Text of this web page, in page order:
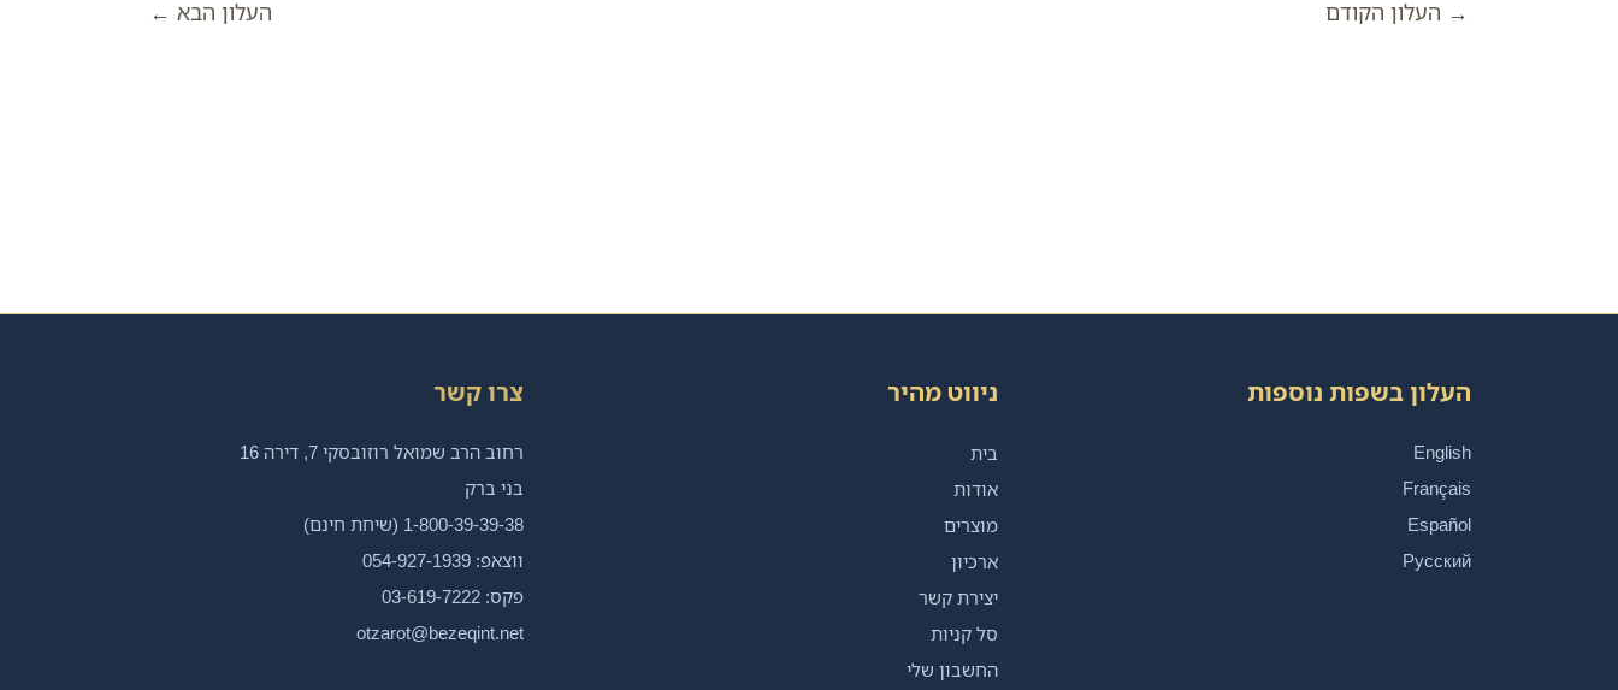
→ העלון הקודם העלון הבא ←
העלון בשפות נוספות
English
Français
Español
Русский
ניווט מהיר
בית
אודות
מוצרים
ארכיון
יצירת קשר
סל קניות
החשבון שלי
צרו קשר
רחוב הרב שמואל רוזובסקי 7, דירה 16
בני ברק
1-800-39-39-38 (שיחת חינם)
ווצאפ: 054-927-1939
פקס: 03-619-7222
otzarot@bezeqint.net